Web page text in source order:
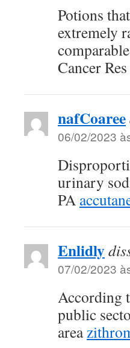
Potions
extremely
Cancer
nafCoaree
06/02/2023
urinary
PA
Enlidly
07/02/2023
According
public
area